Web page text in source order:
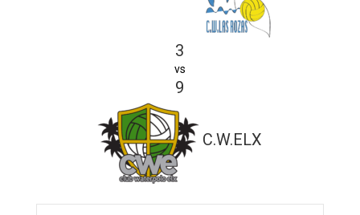
3
vs
9
C.W.ELX